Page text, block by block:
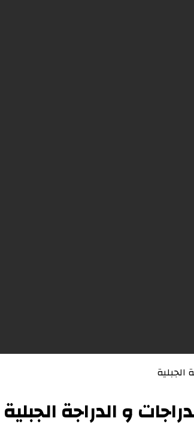
و الدراجة الجبلية